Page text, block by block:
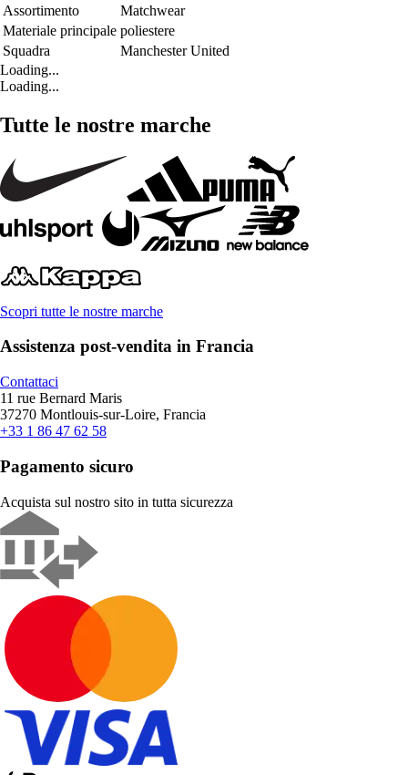
Assortimento
Matchwear
Materiale principale poliestere
Squadra
Manchester United
Loading...
Loading...
Tutte le nostre marche
Scopri tutte le nostre marche
Assistenza post-vendita in Francia
Contattaci
11 rue Bernard Maris
37270 Montlouis-sur-Loire, Francia
+33 1 86 47 62 58
Pagamento sicuro
Acquista sul nostro sito in tutta sicurezza